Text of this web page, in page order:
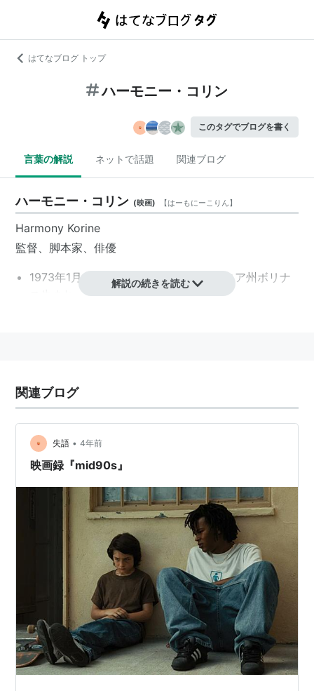
はてなブログ トップ
ハーモニー・コリン
このタグでブログを書く
言葉の解説 ネットで話題 関連ブログ
ハーモニー・コリン (映画) 【はーもにーこりん】
Harmony Korine
監督、脚本家、俳優
1973年1月4日、アメリカ／カリフォルニア州ボリナ
て『KIDS／キッズ』として映画化され、ストリート・
キッズまがいの生活を送る子供達の生々しい描写が話題
を呼び、一躍脚光を浴びる。『ガンモ』で監督デビュー
し、以後話題作を作り続けている。
関連人物
レイチェル・コリン：妻
amazon:ハーモニー・コリン
スプリング・ブレイカーズ （2012） 監督、脚本
ビューティフル・ルーザーズ（2008） 出演
ミスター・ロンリー（2007） 監督、脚本
ラストデイズ（2005） 出演
KEN PARK ケン パーク（2002） 脚本
解説の続きを読む
関連ブログ
失語 • 4年前
映画録『mid90s』